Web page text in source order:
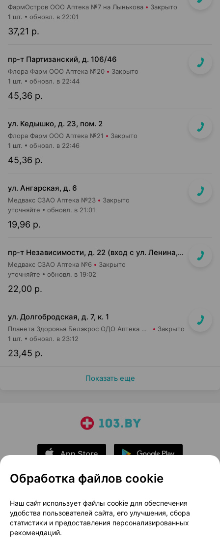
ФармОстров ООО Аптека №7 на Лынькова Закрыто
37,21 р.
1 шт. обновл. в 22:01
пр-т Партизанский, д. 106/46
Флора Фарм ООО Аптека №20 Закрыто
45,36 р.
1 шт. обновл. в 22:44
ул. Кедышко, д. 23, пом. 2
Флора Фарм ООО Аптека №21 Закрыто
45,36 р.
1 шт. обновл. в 22:46
ул. Ангарская, д. 6
Медвакс СЗАО Аптека №23 Закрыто
19,96 р.
уточняйте обновл. в 21:01
пр-т Независимости, д. 22 (вход с ул. Ленина, д. 7)
Медвакс СЗАО Аптека №6 Закрыто
22,00 р.
уточняйте обновл. в 19:02
ул. Долгобродская, д. 7, к. 1
Планета Здоровья Белэкрос ОДО Аптека №1 Закрыто
23,45 р.
1 шт. обновл. в 23:12
Показать еще
О проекте
Новости проекта
Размещение рекламы
Медицинский маркетинг
Публичный договор
Доставка
Обработка файлов cookie
Наш сайт использует файлы cookie для обеспечения
удобства пользователей сайта, его улучшения, сбора
статистики и предоставления персонализированных
рекомендаций.